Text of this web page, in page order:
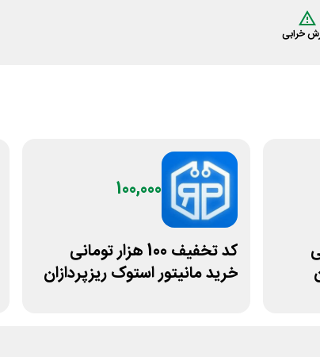
خرابی
100,000
کد تخفیف 100 هزار تومانی
خرید مانیتور استوک ریزپردازان